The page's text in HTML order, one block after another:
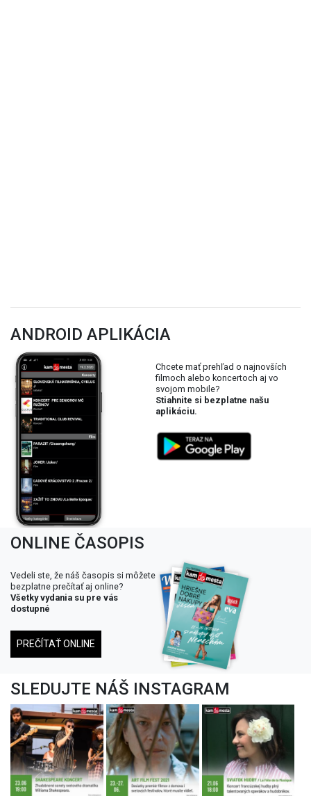
ANDROID APLIKÁCIA
Chcete mať prehľad o najnovších
filmoch alebo koncertoch aj vo
svojom mobile?
Stiahnite si bezplatne našu
aplikáciu.
ONLINE ČASOPIS
Vedeli ste, že náš časopis si môžete
bezplatne prečítať aj online?
Všetky vydania su pre vás
dostupné
PREČÍTAŤ ONLINE
SLEDUJTE NÁŠ INSTAGRAM